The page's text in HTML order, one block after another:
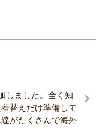
しました。全く知
替えだけ準備して
がたくさんで海外